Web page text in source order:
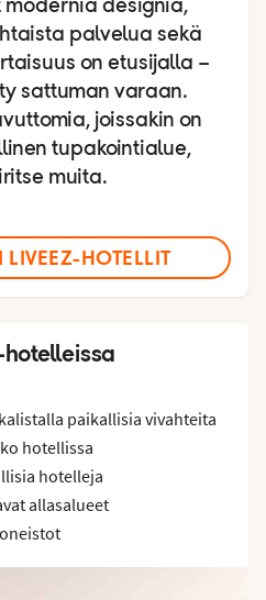
modernia designia,
palvelua sekä
on etusijalla –
sattuman varaan.
joissakin on
tupakointialue,
muita.
HOTELLIT
hotelleissa
paikallisia vivahteita
hotellissa
hotelleja
allasalueet